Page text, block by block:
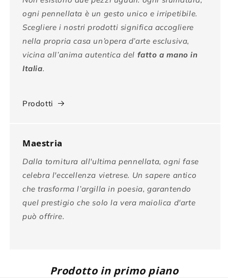
ogni pennellata è un gesto unico e irripetibile.
Scegliere i nostri prodotti significa accogliere
nella propria casa un’opera d’arte esclusiva,
vicina all’anima autentica del fatto a mano in
Italia.
Prodotti
Maestria
Dalla tornitura all'ultima pennellata, ogni fase
celebra l'eccellenza vietrese. Un sapere antico
che trasforma l’argilla in poesia, garantendo
quel prestigio che solo la vera maiolica d'arte
può offrire.
Prodotto in primo piano